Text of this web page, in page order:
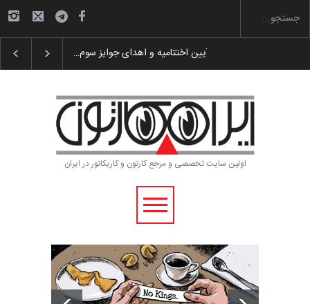
گزارش تصویری آیین اختتامیه و اهدای جوایز سوم…
اولین سایت تخصصی و مرجع کارتون و کاریکاتور در ایران